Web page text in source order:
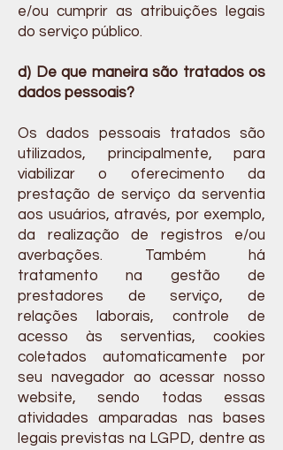
e/ou cumprir as atribuições legais
do serviço público.
d) De que maneira são tratados os
dados pessoais?
Os dados pessoais tratados são
utilizados, principalmente, para
viabilizar o oferecimento da
prestação de serviço da serventia
aos usuários, através, por exemplo,
da realização de registros e/ou
averbações. Também há
tratamento na gestão de
prestadores de serviço, de
relações laborais, controle de
acesso às serventias, cookies
coletados automaticamente por
seu navegador ao acessar nosso
website, sendo todas essas
atividades amparadas nas bases
legais previstas na LGPD, dentre as